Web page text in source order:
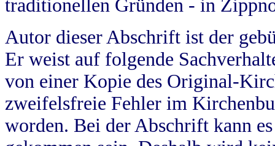
traditionellen Gründen - in
Autor dieser Abschrift ist der
Er weist auf folgende
von einer Kopie des Original-
zweifelsfreie Fehler im
worden. Bei der Abschrift kann